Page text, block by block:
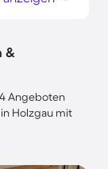
&
Angeboten
Holzgau mit